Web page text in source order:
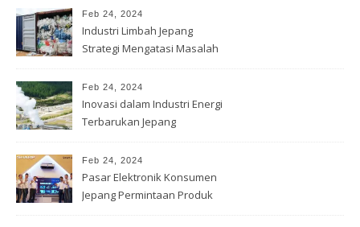
Feb 24, 2024
Industri Limbah Jepang
Strategi Mengatasi Masalah
Feb 24, 2024
Inovasi dalam Industri Energi
Terbarukan Jepang
Feb 24, 2024
Pasar Elektronik Konsumen
Jepang Permintaan Produk